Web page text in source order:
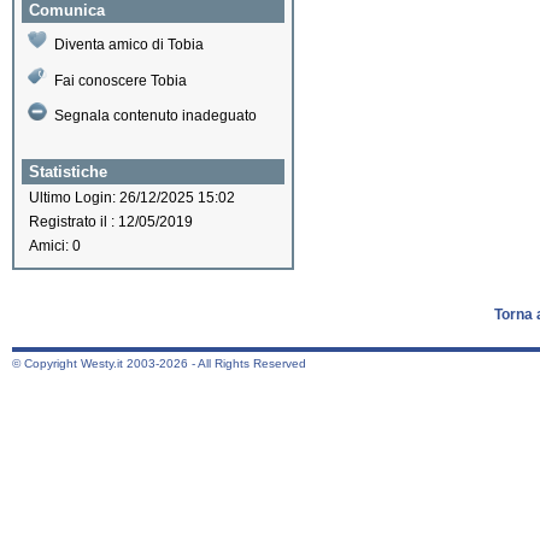
Comunica
Diventa amico di Tobia
Fai conoscere Tobia
Segnala contenuto inadeguato
Statistiche
Ultimo Login: 26/12/2025 15:02
Registrato il : 12/05/2019
Amici: 0
Torna
© Copyright Westy.it 2003-2026 - All Rights Reserved